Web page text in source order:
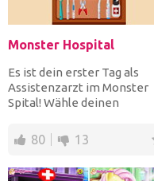
Monster Hospital
Es ist dein erster Tag als
Assistenzarzt im Monster
Spital! Wähle deinen
fange...
80 13